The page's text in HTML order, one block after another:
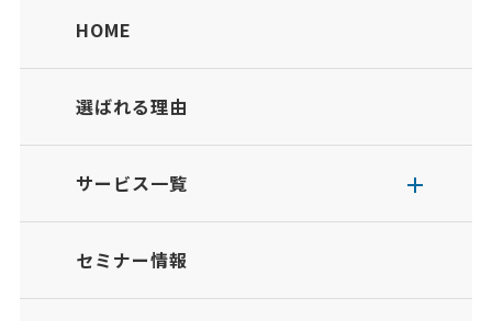
HOME
選ばれる理由
サービス一覧
セミナー情報